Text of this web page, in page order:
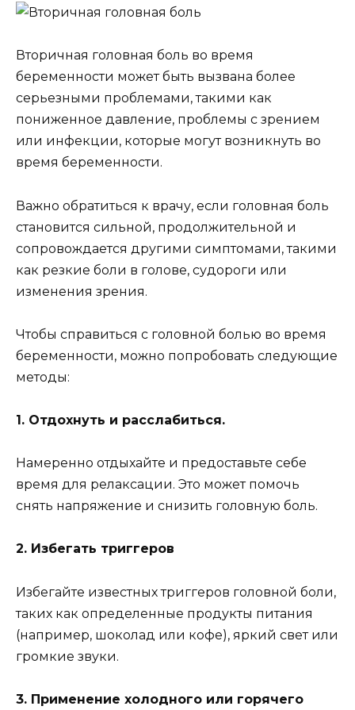
Вторичная головная боль во время
беременности может быть вызвана более
серьезными проблемами, такими как
пониженное давление, проблемы с зрением
или инфекции, которые могут возникнуть во
время беременности.
Важно обратиться к врачу, если головная боль
становится сильной, продолжительной и
сопровождается другими симптомами, такими
как резкие боли в голове, судороги или
изменения зрения.
Чтобы справиться с головной болью во время
беременности, можно попробовать следующие
методы:
1. Отдохнуть и расслабиться.
Намеренно отдыхайте и предоставьте себе
время для релаксации. Это может помочь
снять напряжение и снизить головную боль.
2. Избегать триггеров
Избегайте известных триггеров головной боли,
таких как определенные продукты питания
(например, шоколад или кофе), яркий свет или
громкие звуки.
3. Применение холодного или горячего